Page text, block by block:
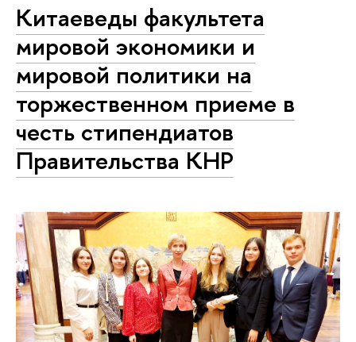
Китаеведы факультета
мировой экономики и
мировой политики на
торжественном приеме в
честь стипендиатов
Правительства КНР